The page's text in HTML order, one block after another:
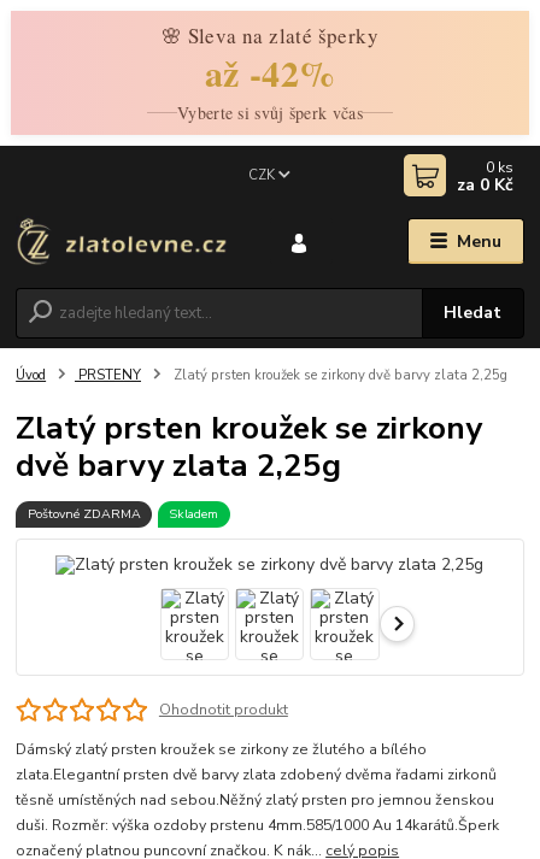
🌸 Sleva na zlaté šperky
až -42%
Vyberte si svůj šperk včas
Menu
CZK
Hledat
0 ks
za 0 Kč
Úvod PRSTENY Zlatý prsten kroužek se zirkony dvě barvy zlata 2,25g
Zlatý prsten kroužek se zirkony
dvě barvy zlata 2,25g
Poštovné ZDARMA Skladem
Ohodnotit produkt
Dámský zlatý prsten kroužek se zirkony ze žlutého a bílého
zlata.Elegantní prsten dvě barvy zlata zdobený dvěma řadami zirkonů
těsně umístěných nad sebou.Něžný zlatý prsten pro jemnou ženskou
duši. Rozměr: výška ozdoby prstenu 4mm.585/1000 Au 14karátů.Šperk
označený platnou puncovní značkou. K nák... celý popis